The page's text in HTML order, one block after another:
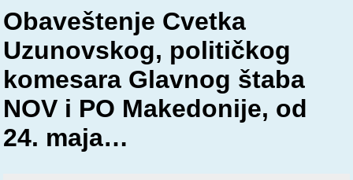
Obaveštenje Cvetka
Uzunovskog, političkog
komesara Glavnog štaba
NOV i PO Makedonije, od
24. maja…